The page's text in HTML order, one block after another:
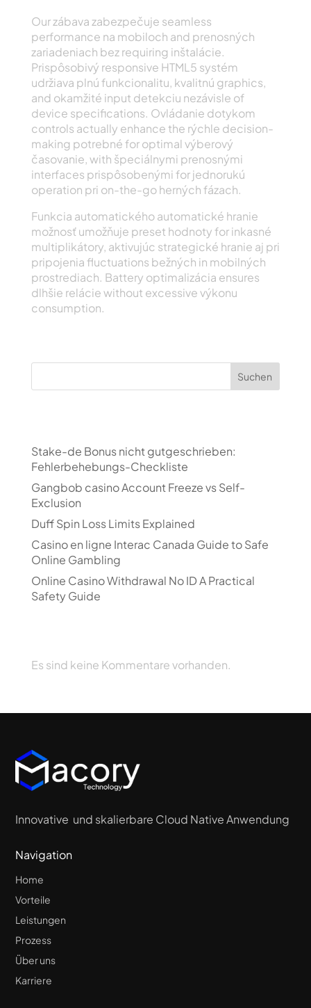
Our zábava zabezpečuje seamless
performance na mobiloch and prenosných
zariadeniach bez requiring inštalácie.
Prispôsobivý responsive HTML5 systém
udržiava plnú funkcionalitu, kvalitnú graphics,
and okamžité input detekciu nezávisle of
device specifications. Ovládanie dotykom
controls actually enhance the rýchle decision-
making potrebné for optimal výberový
časovanie, with špeciálnymi prenosnými
interfaces prispôsobenými for jednorukú
operation pri on-the-go herných fázach.
Funkcia automatického automatické hranie
možnosť umožňuje preset hodnoty for inkasné
multiplikátory, aktivujúc strategické hranie aj pri
pripojenia fluctuations bežných in mobilných
prostrediach. Battery optimalizácia ensures
dlhšie relácie without excessive výkonu
consumption.
Suchen
Stake-de Bonus nicht gutgeschrieben:
Fehlerbehebungs-Checkliste
Gangbob casino Account Freeze vs Self-
Exclusion
Duff Spin Loss Limits Explained
Casino en ligne Interac Canada Guide to Safe
Online Gambling
Online Casino Withdrawal No ID A Practical
Safety Guide
Es sind keine Kommentare vorhanden.
Innovative und skalierbare Cloud Native Anwendung
Navigation
Home
Vorteile
Leistungen
Prozess
Über uns
Karriere